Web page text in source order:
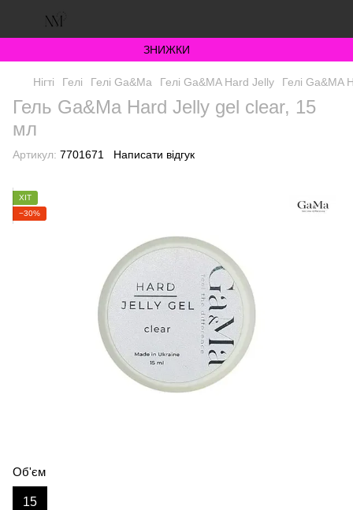
ЗНИЖКИ
Нігті Гелі Гелі Ga&Ma Гелі Ga&MA Hard Jelly Гелі Ga&MA
Гель Ga&Ma Hard Jelly gel clear, 15
мл
Артикул: 7701671 Написати відгук
ХІТ
−30%
Об'єм
15